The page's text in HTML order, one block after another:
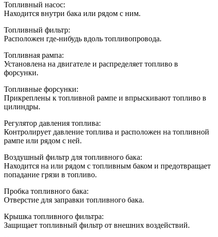
Топливный насос:
Находится внутри бака или рядом с ним.
Топливный фильтр:
Расположен где-нибудь вдоль топливопровода.
Топливная рампа:
Установлена на двигателе и распределяет топливо в
форсунки.
Топливные форсунки:
Прикреплены к топливной рампе и впрыскивают топливо в
цилиндры.
Регулятор давления топлива:
Контролирует давление топлива и расположен на топливной
рампе или рядом с ней.
Воздушный фильтр для топливного бака:
Находится на или рядом с топливным баком и предотвращает
попадание грязи в топливо.
Пробка топливного бака:
Отверстие для заправки топливного бака.
Крышка топливного фильтра:
Защищает топливный фильтр от внешних воздействий.